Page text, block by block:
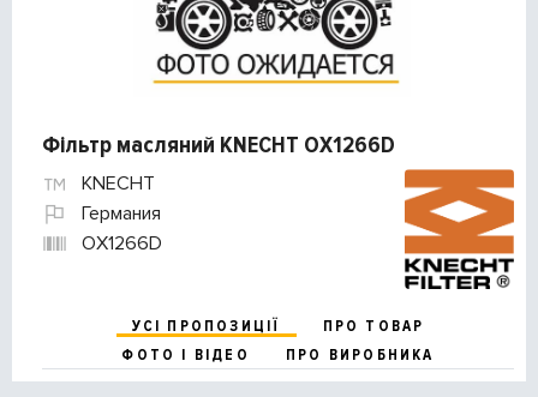
Фільтр масляний KNECHT OX1266D
KNECHT
Германия
OX1266D
УСІ ПРОПОЗИЦІЇ
ПРО ТОВАР
ФОТО І ВІДЕО
ПРО ВИРОБНИКА